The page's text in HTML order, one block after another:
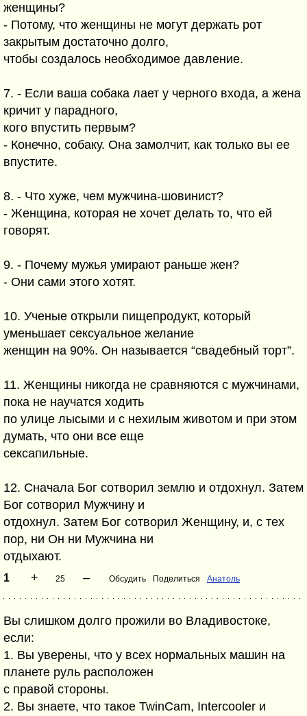
женщины?
- Потому, что женщины не могут держать рот
закрытым достаточно долго,
чтобы создалось необходимое давление.
7. - Если ваша собака лает у черного входа, а жена
кричит у парадного,
кого впустить первым?
- Конечно, собаку. Она замолчит, как только вы ее
впустите.
8. - Что хуже, чем мужчина-шовинист?
- Женщина, которая не хочет делать то, что ей
говорят.
9. - Почему мужья умирают раньше жен?
- Они сами этого хотят.
10. Ученые открыли пищепродукт, который
уменьшает сексуальное желание
женщин на 90%. Он называется “свадебный торт”.
11. Женщины никогда не сравняются с мужчинами,
пока не научатся ходить
по улице лысыми и с нехилым животом и при этом
думать, что они все еще
сексапильные.
12. Сначала Бог сотворил землю и отдохнул. Затем
Бог сотворил Мужчину и
отдохнул. Затем Бог сотворил Женщину, и, с тех
пор, ни Он ни Мужчина ни
отдыхают.
1 + 25 – Обсудить Поделиться Анатоль
Вы слишком долго прожили во Владивостоке,
если:
1. Вы уверены, что у всех нормальных машин на
планете руль расположен
с правой стороны.
2. Вы знаете, что такое TwinCam, Intercooler и